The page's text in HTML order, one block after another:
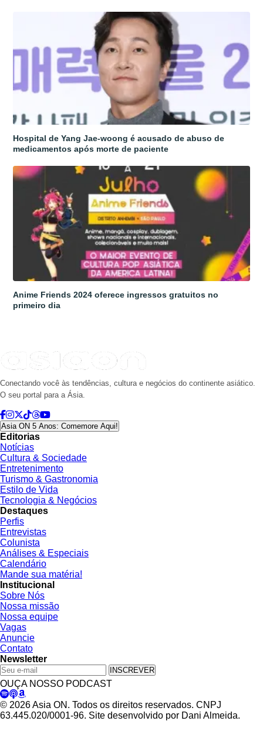
Hospital de Yang Jae-woong é acusado de abuso de
medicamentos após morte de paciente
Anime Friends 2024 oferece ingressos gratuitos no
primeiro dia
Conectando você às tendências, cultura e negócios do continente asiático.
O seu portal para a Ásia.
Asia ON 5 Anos: Comemore Aqui!
Editorias
Notícias
Cultura & Sociedade
Entretenimento
Turismo & Gastronomia
Estilo de Vida
Tecnologia & Negócios
Destaques
Perfis
Entrevistas
Colunista
Análises & Especiais
Calendário
Mande sua matéria!
Institucional
Sobre Nós
Nossa missão
Nossa equipe
Vagas
Anuncie
Contato
Newsletter
INSCREVER
OUÇA NOSSO PODCAST
© 2026 Asia ON. Todos os direitos reservados. CNPJ
63.445.020/0001-96. Site desenvolvido por Dani Almeida.